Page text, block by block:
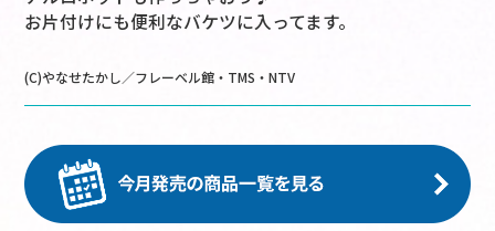
お片付けにも便利なバケツに入ってます。
(C)やなせたかし／フレーベル館・TMS・NTV